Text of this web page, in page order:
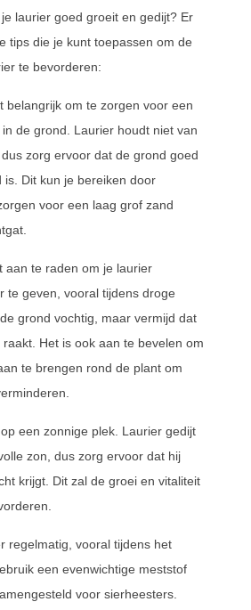
laurier goed groeit en gedijt? Er
tips die je kunt toepassen om de
te bevorderen:
belangrijk om te zorgen voor een
de grond. Laurier houdt niet van
zorg ervoor dat de grond goed
is. Dit kun je bereiken door
voor een laag grof zand
aan te raden om je laurier
te geven, vooral tijdens droge
grond vochtig, maar vermijd dat
Het is ook aan te bevelen om
te brengen rond de plant om
een zonnige plek. Laurier gedijt
zon, dus zorg ervoor dat hij
krijgt. Dit zal de groei en vitaliteit
regelmatig, vooral tijdens het
een evenwichtige meststof
voor sierheesters.